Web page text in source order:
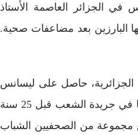
الجزائر العاصمة الأستاذ
البارزين بعد مضاعفات صحية.
الجزائرية، حاصل على ليسانس
في العلوم الساسية و العلاقات الدولية، بدأ العمل صحفيا في جريدة الشعب قبل 25 سنة
مجموعة من الصحفيين الشباب